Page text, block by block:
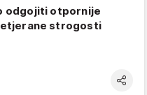
odgojiti otpornije
strogosti